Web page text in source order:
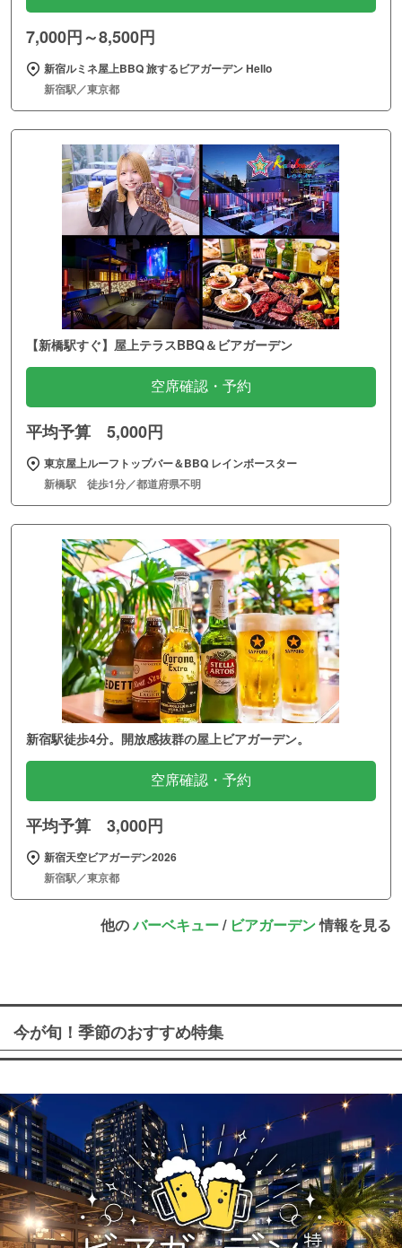
7,000円～8,500円
新宿ルミネ屋上BBQ 旅するビアガーデン Hello
新宿駅／東京都
【新橋駅すぐ】屋上テラスBBQ＆ビアガーデン
空席確認・予約
平均予算 5,000円
東京屋上ルーフトップバー＆BBQ レインボースター
新橋駅 徒歩1分／都道府県不明
新宿駅徒歩4分。開放感抜群の屋上ビアガーデン。
空席確認・予約
平均予算 3,000円
新宿天空ビアガーデン2026
新宿駅／東京都
他のバーベキュー/ ビアガーデン情報を見る
今が旬！季節のおすすめ特集